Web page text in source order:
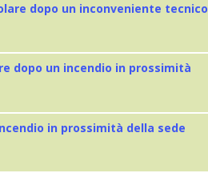
dopo un inconveniente tecnico
dopo un incendio in prossimità
in prossimità della sede